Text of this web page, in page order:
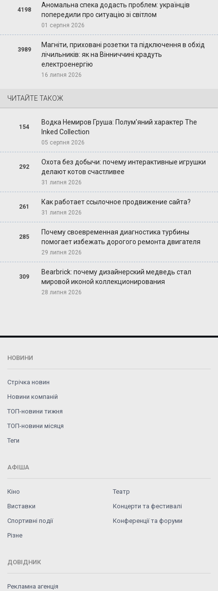
4198
Аномальна спека додасть проблем: українців
попередили про ситуацію зі світлом
01 серпня 2026
3989
Магніти, приховані розетки та підключення в обхід
лічильників: як на Вінниччині крадуть
електроенергію
16 липня 2026
ЧИТАЙТЕ ТАКОЖ
154
Водка Немиров Груша: Полум'яний характер The
Inked Collection
05 серпня 2026
292
Охота без добычи: почему интерактивные игрушки
делают котов счастливее
31 липня 2026
261
Как работает ссылочное продвижение сайта?
31 липня 2026
285
Почему своевременная диагностика турбины
помогает избежать дорогого ремонта двигателя
29 липня 2026
309
Bearbrick: почему дизайнерский медведь стал
мировой иконой коллекционирования
28 липня 2026
НОВИНИ
Стрічка новин
Новини компаній
ТОП-новини тижня
ТОП-новини місяця
Теги
АФІША
Кіно
Театр
Виставки
Концерти та фестивалі
Спортивні події
Конференції та форуми
Різне
ДОВІДНИК
Рекламна агенція